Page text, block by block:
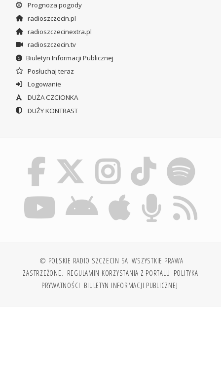
Prognoza pogody
radioszczecin.pl
radioszczecinextra.pl
radioszczecin.tv
Biuletyn Informacji Publicznej
Posłuchaj teraz
Logowanie
DUŻA CZCIONKA
DUŻY KONTRAST
© POLSKIE RADIO SZCZECIN SA. WSZYSTKIE PRAWA
ZASTRZEŻONE. REGULAMIN KORZYSTANIA Z PORTALU POLITYKA
PRYWATNOŚCI BIULETYN INFORMACJI PUBLICZNEJ